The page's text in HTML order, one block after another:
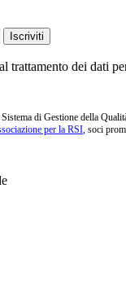
trattamento dei dati
di Gestione della
per la RSI, soci